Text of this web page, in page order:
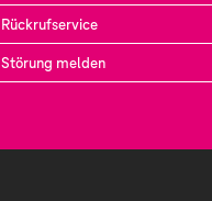
Rückrufservice
Störung melden